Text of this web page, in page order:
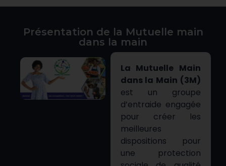
Présentation de la Mutuelle main
dans la main
La Mutuelle Main
dans la Main (3M)
est un groupe
d’entraide engagée
pour créer les
meilleures
dispositions pour
une protection